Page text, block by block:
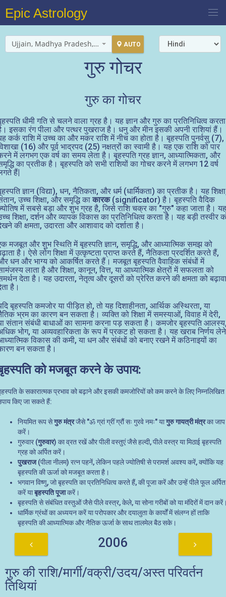
Epic Astrology
Ujjain, Madhya Pradesh, India AUTO
गुरु गोचर
गुरु का गोचर
धीमी गति से चलने वाला ग्रह है। यह ज्ञान और गुरु का प्रतिनिधित्व करता
इसका रंग पीला और पत्थर पुखराज है। धनु और मीन इसकी अपनी राशियां हैं।
कर्क राशि में उच्च का और मकर राशि में नीच का होता है। बृहस्पति पुनर्वसु (7),
(16) और पूर्व भाद्रपद (25) नक्षत्रों का स्वामी है। यह एक राशि को पार
में लगभग एक वर्ष का समय लेता है। बृहस्पति ग्रह ज्ञान, आध्यात्मिकता, और
का प्रतीक है। बृहस्पति को सभी राशियों का गोचर करने में लगभग 12 वर्ष
हैं|
ज्ञान (विद्या), धन, नैतिकता, और धर्म (धार्मिकता) का प्रतीक है। यह
उच्च शिक्षा, और समृद्धि काकारक(significator) है। बृहस्पति वैदिक
में सबसे बड़ा और शुभ ग्रह है, जिसे राशि चक्र का "गुरु" कहा जाता है। यह
शिक्षा, दर्शन और व्यापक विकास का प्रतिनिधित्व करता है। यह बड़ी तस्वीर
की क्षमता, उदारता और आशावाद को दर्शाता है।
मजबूत और शुभ स्थिति में बृहस्पति ज्ञान, समृद्धि, और आध्यात्मिक समझ को
है। ऐसे लोग शिक्षा में उत्कृष्टता प्राप्त करते हैं, नैतिकता प्रदर्शित करते हैं,
धन और भाग्य को आकर्षित करते हैं। मजबूत बृहस्पति वैवाहिक संबंधों में
लाता है और शिक्षा, कानून, वित्त, या आध्यात्मिक क्षेत्रों में सफलता को
देता है। यह उदारता, नेतृत्व और दूसरों को प्रेरित करने की क्षमता को बढ़ावा
है।
बृहस्पति कमजोर या पीड़ित हो, तो यह दिशाहीनता, आर्थिक अस्थिरता, या
भ्रम का कारण बन सकता है। व्यक्ति को शिक्षा में समस्याओं, विवाह में देरी,
संतान संबंधी बाधाओं का सामना करना पड़ सकता है। कमजोर बृहस्पति
भोग, या अव्यवहारिकता के रूप में प्रकट हो सकता है। यह खराब निर्णय
विकास की कमी, या धन और संबंधों को बनाए रखने में कठिनाइयों का
बन सकता है।
को मजबूत करने के उपाय:
के सकारात्मक प्रभाव को बढ़ाने और इसकी कमजोरियों को कम करने के लिए निम्नलिखित
किए जा सकते हैं:
नियमित रूप सेगुरु मंत्रजैसे "ॐ ग्रां ग्रीं ग्रौं सः गुरवे नमः" यागुरु गायत्री मंत्रका जाप
करें।
गुरुवार (गुरुवार) का व्रत रखें और पीली वस्तुएं जैसे हल्दी, पीले वस्त्र या मिठाई बृहस्पति
ग्रह को अर्पित करें।
पुखराज(पीला नीलम) रत्न पहनें, लेकिन पहले ज्योतिषी से परामर्श अवश्य करें, क्योंकि यह
बृहस्पति की ऊर्जा को मजबूत करता है।
भगवान विष्णु, जो बृहस्पति का प्रतिनिधित्व करते हैं, की पूजा करें और उन्हें पीले फूल अर्पित
करें याबृहस्पति पूजाकरें।
बृहस्पति से संबंधित वस्तुओं जैसे पीले वस्त्र, केले, या सोना गरीबों को या मंदिरों में दान
धार्मिक ग्रंथों का अध्ययन करें या परोपकार और दयालुता के कार्यों में संलग्न हों ताकि
बृहस्पति की आध्यात्मिक और नैतिक ऊर्जा के साथ तालमेल बैठ सके।
2006
गुरु की राशि/मार्गी/वक्री/उदय/अस्त परिवर्तन
तिथियां